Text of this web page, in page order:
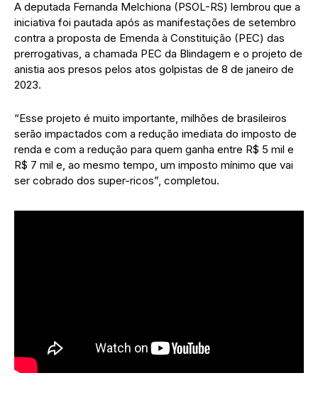
A deputada Fernanda Melchiona (PSOL-RS) lembrou que a
iniciativa foi pautada após as manifestações de setembro
contra a proposta de Emenda à Constituição (PEC) das
prerrogativas, a chamada PEC da Blindagem e o projeto de
anistia aos presos pelos atos golpistas de 8 de janeiro de
2023.
“Esse projeto é muito importante, milhões de brasileiros
serão impactados com a redução imediata do imposto de
renda e com a redução para quem ganha entre R$ 5 mil e
R$ 7 mil e, ao mesmo tempo, um imposto mínimo que vai
ser cobrado dos super-ricos”, completou.